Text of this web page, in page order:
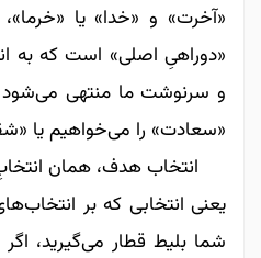
«آخرت» و «خدا» یا
«دوراهیِ اصلی» است که به
و سرنوشت ما منتهی می‌شود
«سعادت» را می‌خواهیم یا
انتخاب هدف، همان
یعنی انتخابی که بر
شما بلیط قطار می‌‌‌‌‌‌گیرید،